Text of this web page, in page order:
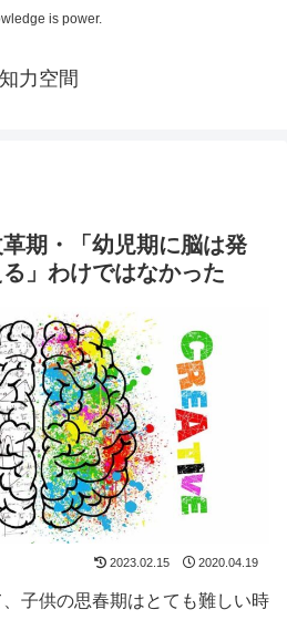
is power.
知力空間
期・「幼児期に脳は発
」わけではなかった
2023.02.15 2020.04.19
子供の思春期はとても難しい時